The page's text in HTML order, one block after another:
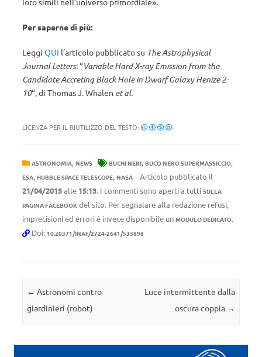
Per saperne di più:
Leggi QUI l’articolo pubblicato su The Astrophysical
Journal Letters: “Variable Hard X-ray Emission from the
Candidate Accreting Black Hole in Dwarf Galaxy Henize 2-
10“, di Thomas J. Whalen et al.
LICENZA PER IL RIUTILIZZO DEL TESTO:
ASTRONOMIA, NEWS BUCHI NERI, BUCO NERO SUPERMASSICCIO,
ESA, HUBBLE SPACE TELESCOPE, NASA
Articolo pubblicato il
21/04/2015alle 15:13. I commenti sono aperti a tutti SULLA
PAGINA FACEBOOK del sito. Per segnalare alla redazione refusi,
imprecisioni ed errori è invece disponibile un MODULO DEDICATO.
Doi: 10.20371/INAF/2724-2641/533898
Navigazione articolo
← Astronomi contro
giardinieri (robot)
Luce intermittente dalla
oscura coppia →